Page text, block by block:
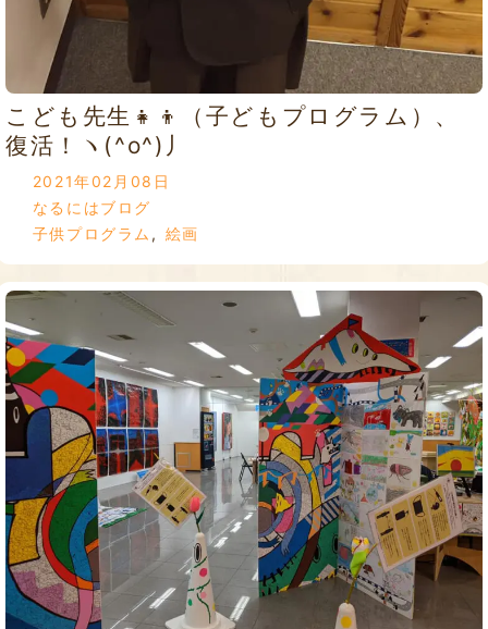
こども先生👧👦（子どもプログラム）、
復活！ヽ(^o^)丿
2021年02月08日
なるにはブログ
子供プログラム , 絵画